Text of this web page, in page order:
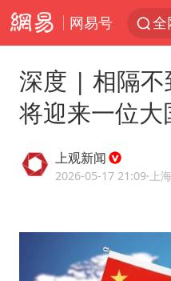
网易号 全
深度 | 相隔不
将迎来一位
上观新闻
2026-05-17 21:09·上海